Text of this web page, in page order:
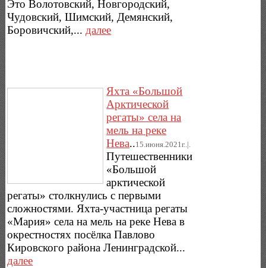
Это Волотовский, Новгородский,
Чудовский, Шимский, Демянский,
Боровичский,... далее
Яхта «Большой
Арктической
регаты» села на
мель на реке
Нева..15.июня.2021г..|.
Путешественники
«Большой
арктической
регаты» столкнулись с первыми
сложностями. Яхта-участница регаты
«Мария» села на мель на реке Нева в
окрестностях посёлка Павлово
Кировского района Ленинградской...
далее